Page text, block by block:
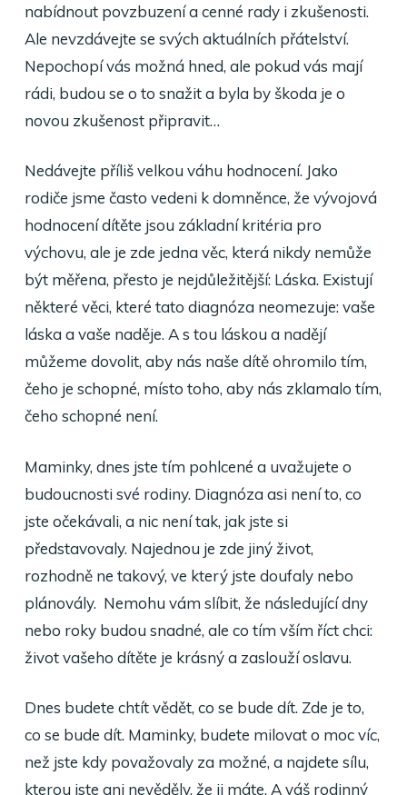
nabídnout povzbuzení a cenné rady i zkušenosti.
Ale nevzdávejte se svých aktuálních přátelství.
Nepochopí vás možná hned, ale pokud vás mají
rádi, budou se o to snažit a byla by škoda je o
novou zkušenost připravit…
Nedávejte příliš velkou váhu hodnocení. Jako
rodiče jsme často vedeni k domněnce, že vývojová
hodnocení dítěte jsou základní kritéria pro
výchovu, ale je zde jedna věc, která nikdy nemůže
být měřena, přesto je nejdůležitější: Láska. Existují
některé věci, které tato diagnóza neomezuje: vaše
láska a vaše naděje. A s tou láskou a nadějí
můžeme dovolit, aby nás naše dítě ohromilo tím,
čeho je schopné, místo toho, aby nás zklamalo tím,
čeho schopné není.
Maminky, dnes jste tím pohlcené a uvažujete o
budoucnosti své rodiny. Diagnóza asi není to, co
jste očekávali, a nic není tak, jak jste si
představovaly. Najednou je zde jiný život,
rozhodně ne takový, ve který jste doufaly nebo
plánovály. Nemohu vám slíbit, že následující dny
nebo roky budou snadné, ale co tím vším říct chci:
život vašeho dítěte je krásný a zaslouží oslavu.
Dnes budete chtít vědět, co se bude dít. Zde je to,
co se bude dít. Maminky, budete milovat o moc víc,
než jste kdy považovaly za možné, a najdete sílu,
kterou jste ani nevěděly, že ji máte. A váš rodinný